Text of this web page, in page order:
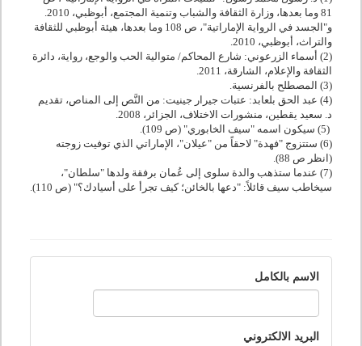
81 وما بعدها، وزارة الثقافة والشباب وتنمية المجتمع، أبوظبي، 2010.
و"الجسد في الرواية الإماراتية"، ص 108 وما بعدها، هيئة أبوظبي للثقافة
والتراث، أبوظبي، 2010.
(2) أسماء الزرعوني: شارع المحاكم/ متوالية الحب والوجع، رواية، دائرة
الثقافة والإعلام، الشارقة، 2011.
(3) المصطلح بالفرنسية.
(4) عبد الحق بلعابد: عتبات جيرار جينيت: من النَّص إلى المناص، تقديم
د. سعيد يقطين، منشورات الاختلاف، الجزائر، 2008.
(5) سيكون اسمه "سيف الخابوري" (ص 109).
(6) ستتزوج "فهدة" لاحقاً من "عيلان"، الإماراتي الذي توفيت زوجته
(انظر ص 88).
(7) عندما ستذهب والدة سلوى إلى عُمان برفقة ولدها "سلطان"،
سيخاطب سيف قائلاً: "دعها بالخائن؛ كيف تجرأ على أسيادك؟" (ص 110).
الاسم بالكامل
البريد الالكتروني